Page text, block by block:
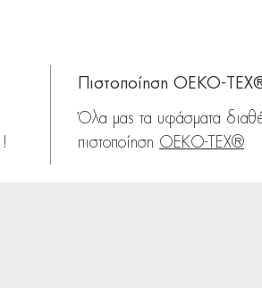
!
Πιστοποίηση OEKO-
Όλα μας τα υφάσματα
πιστοποίηση OEKO-TEX®